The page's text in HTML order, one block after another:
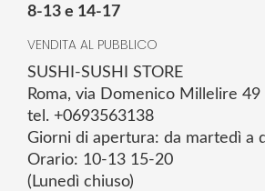
8-13 e 14-17
VENDITA AL PUBBLICO
SUSHI-SUSHI STORE
Roma, via Domenico Millelire
tel. +0693563138
Giorni di apertura: da martedì a
Orario: 10-13 15-20
(Lunedì chiuso)